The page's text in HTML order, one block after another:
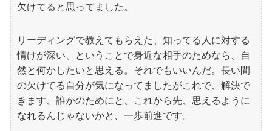
欠けてると思ってました。
リーディングで教えてもらえた、知ってる人に対する
情けが深い、ということで身近な相手のためなら、自
然と何かしたいと思える。それでもいいんだ。長い間
の欠けてる自分が気になってましたがこれで、解決で
きます、誰かのためにと、これから先、思えるように
なれるんじゃないかと、一歩前進です。